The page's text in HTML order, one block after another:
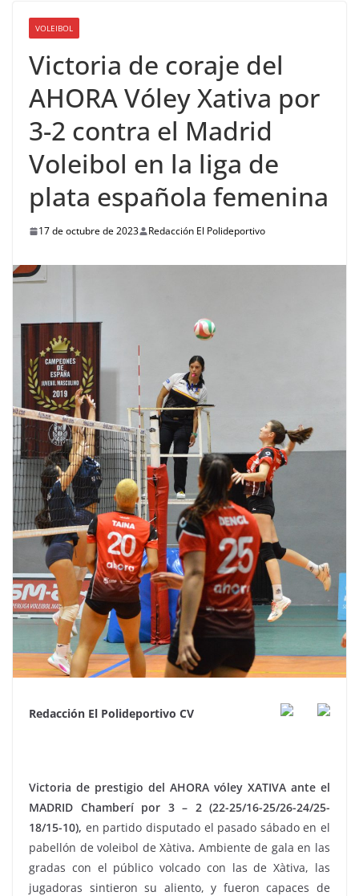
VOLEIBOL
Victoria de coraje del
AHORA Vóley Xativa por
3-2 contra el Madrid
Voleibol en la liga de
plata española femenina
17 de octubre de 2023 Redacción El Polideportivo
Redacción El Polideportivo CV
Victoria de prestigio del AHORA vóley XATIVA ante el
MADRID Chamberí por 3 – 2 (22-25/16-25/26-24/25-
18/15-10), en partido disputado el pasado sábado en el
pabellón de voleibol de Xàtiva. Ambiente de gala en las
gradas con el público volcado con las de Xàtiva, las
jugadoras sintieron su aliento, y fueron capaces de